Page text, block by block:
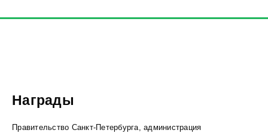
Награды
Правительство Санкт-Петербурга, администрация